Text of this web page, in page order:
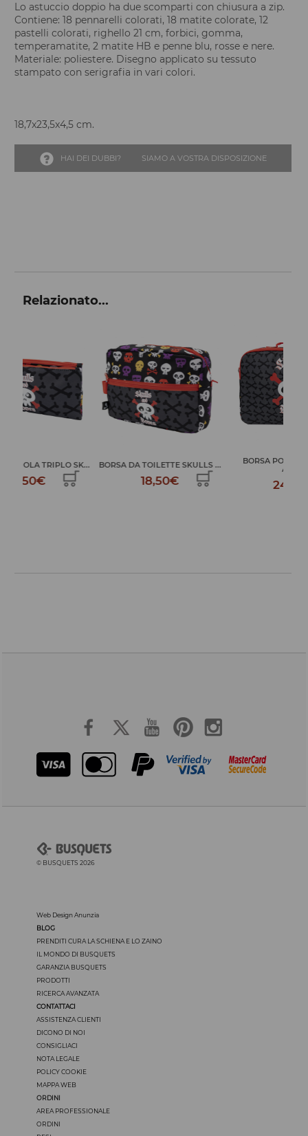
Lo astuccio doppio ha due scomparti con chiusura a zip.
Contiene: 18 pennarelli colorati, 18 matite colorate, 12
pastelli colorati, righello 21 cm, forbici, gomma,
temperamatite, 2 matite HB e penne blu, rosse e nere.
Materiale: poliestere. Disegno applicato su tessuto
stampato con serigrafia in vari colori.
18,7x23,5x4,5 cm.
HAI DEI DUBBI? SIAMO A VOSTRA DISPOSIZIONE
Relazionato...
BORSA DA TOILETTE SKULLS ...
18,50€
BORSA PORTA PC SKULLS
AND...
24,99€
© BUSQUETS 2026
Web Design Anunzia
BLOG
PRENDITI CURA LA SCHIENA E LO ZAINO
IL MONDO DI BUSQUETS
GARANZIA BUSQUETS
PRODOTTI
RICERCA AVANZATA
CONTATTACI
ASSISTENZA CLIENTI
DICONO DI NOI
CONSIGLIACI
NOTA LEGALE
POLICY COOKIE
MAPPA WEB
ORDINI
AREA PROFESSIONALE
ORDINI